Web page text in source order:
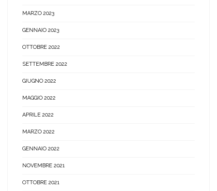
MARZO 2023
GENNAIO 2023
OTTOBRE 2022
SETTEMBRE 2022
GIUGNO 2022
MAGGIO 2022
APRILE 2022
MARZO 2022
GENNAIO 2022
NOVEMBRE 2021
OTTOBRE 2021